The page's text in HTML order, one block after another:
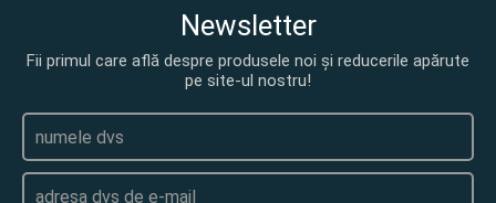
Newsletter
Fii primul care află despre produsele noi și reducerile apărute
pe site-ul nostru!